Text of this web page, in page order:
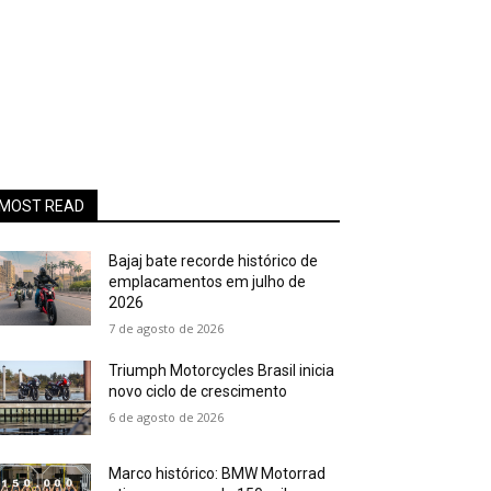
MOST READ
Bajaj bate recorde histórico de
emplacamentos em julho de
2026
7 de agosto de 2026
Triumph Motorcycles Brasil inicia
novo ciclo de crescimento
6 de agosto de 2026
Marco histórico: BMW Motorrad